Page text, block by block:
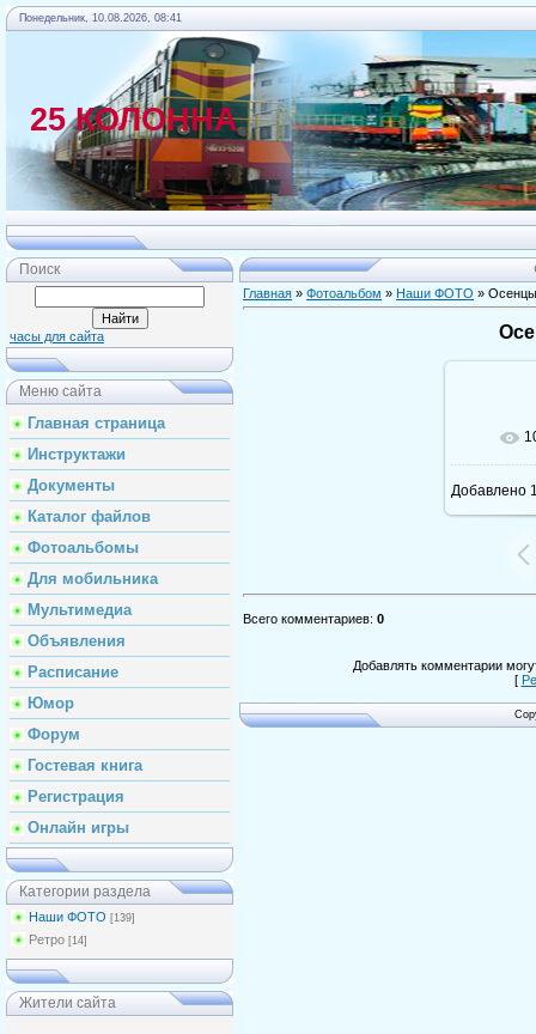
Понедельник, 10.08.2026, 08:41
25 КОЛОННА
Поиск
часы для сайта
Меню сайта
Главная страница
Инструктажи
Документы
Каталог файлов
Фотоальбомы
Для мобильника
Мультимедиа
Объявления
Расписание
Юмор
Форум
Гостевая книга
Регистрация
Онлайн игры
Категории раздела
Наши ФОТО [139]
Ретро [14]
Жители сайта
Главная » Фотоальбом » Наши ФОТО »
Добавлено
Всего комментариев: 0
Добавлять комментарии
[